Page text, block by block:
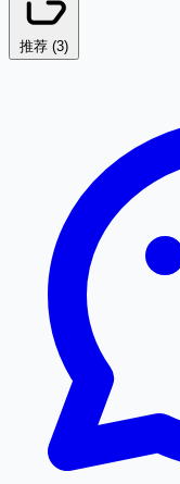
推荐 (3)